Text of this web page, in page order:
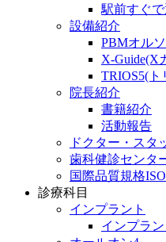
駅前すぐで
設備紹介
PBMオル
X-Guide(X
TRIOS5(ト
院長紹介
書籍紹介
活動報告
ドクター・スタ
歯科健診センタ
国際品質規格
診療科目
インプラント
インプラ